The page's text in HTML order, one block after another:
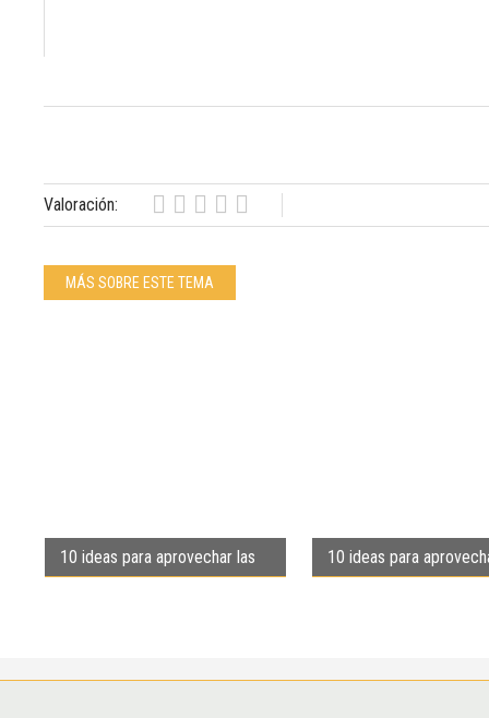
Valoración:
MÁS SOBRE ESTE TEMA
10 ideas para aprovechar las
10 ideas para